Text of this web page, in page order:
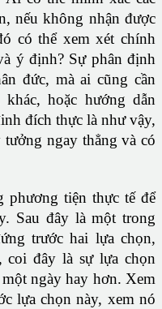
nếu không nhận được
có thể xem xét chính
ý định? Sự phân định
đức, mà ai cũng cần
hoặc hướng dẫn
đích thực là như vậy,
ngay thẳng và có
phương tiện thực tế để
Sau đây là một trong
trước hai lựa chọn,
đây là sự lựa chọn
ngày hay hơn. Xem
lựa chọn này, xem nó